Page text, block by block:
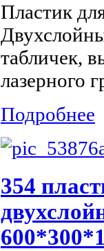
Пластик
табличек,
лазерного
Подробнее
354